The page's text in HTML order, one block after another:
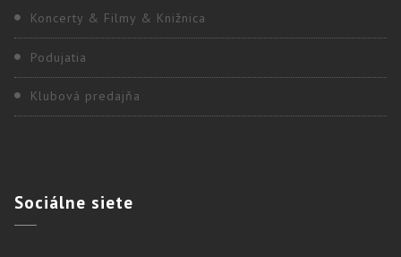
Koncerty & Filmy & Knižnica
Podujatia
Klubová predajňa
Sociálne siete